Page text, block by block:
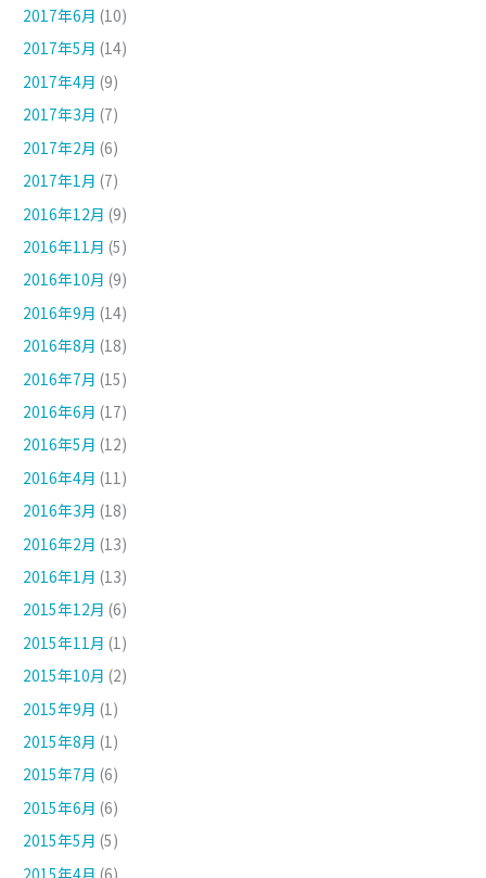
2017年6月 (10)
2017年5月 (14)
2017年4月 (9)
2017年3月 (7)
2017年2月 (6)
2017年1月 (7)
2016年12月 (9)
2016年11月 (5)
2016年10月 (9)
2016年9月 (14)
2016年8月 (18)
2016年7月 (15)
2016年6月 (17)
2016年5月 (12)
2016年4月 (11)
2016年3月 (18)
2016年2月 (13)
2016年1月 (13)
2015年12月 (6)
2015年11月 (1)
2015年10月 (2)
2015年9月 (1)
2015年8月 (1)
2015年7月 (6)
2015年6月 (6)
2015年5月 (5)
2015年4月 (6)